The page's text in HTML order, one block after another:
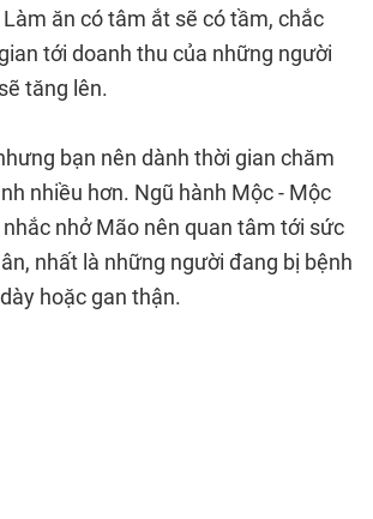
ăn có tâm ắt sẽ có tầm, chắc
tới doanh thu của những người
tăng lên.
bạn nên dành thời gian chăm
nhiều hơn. Ngũ hành Mộc - Mộc
nhở Mão nên quan tâm tới sức
nhất là những người đang bị bệnh
hoặc gan thận.